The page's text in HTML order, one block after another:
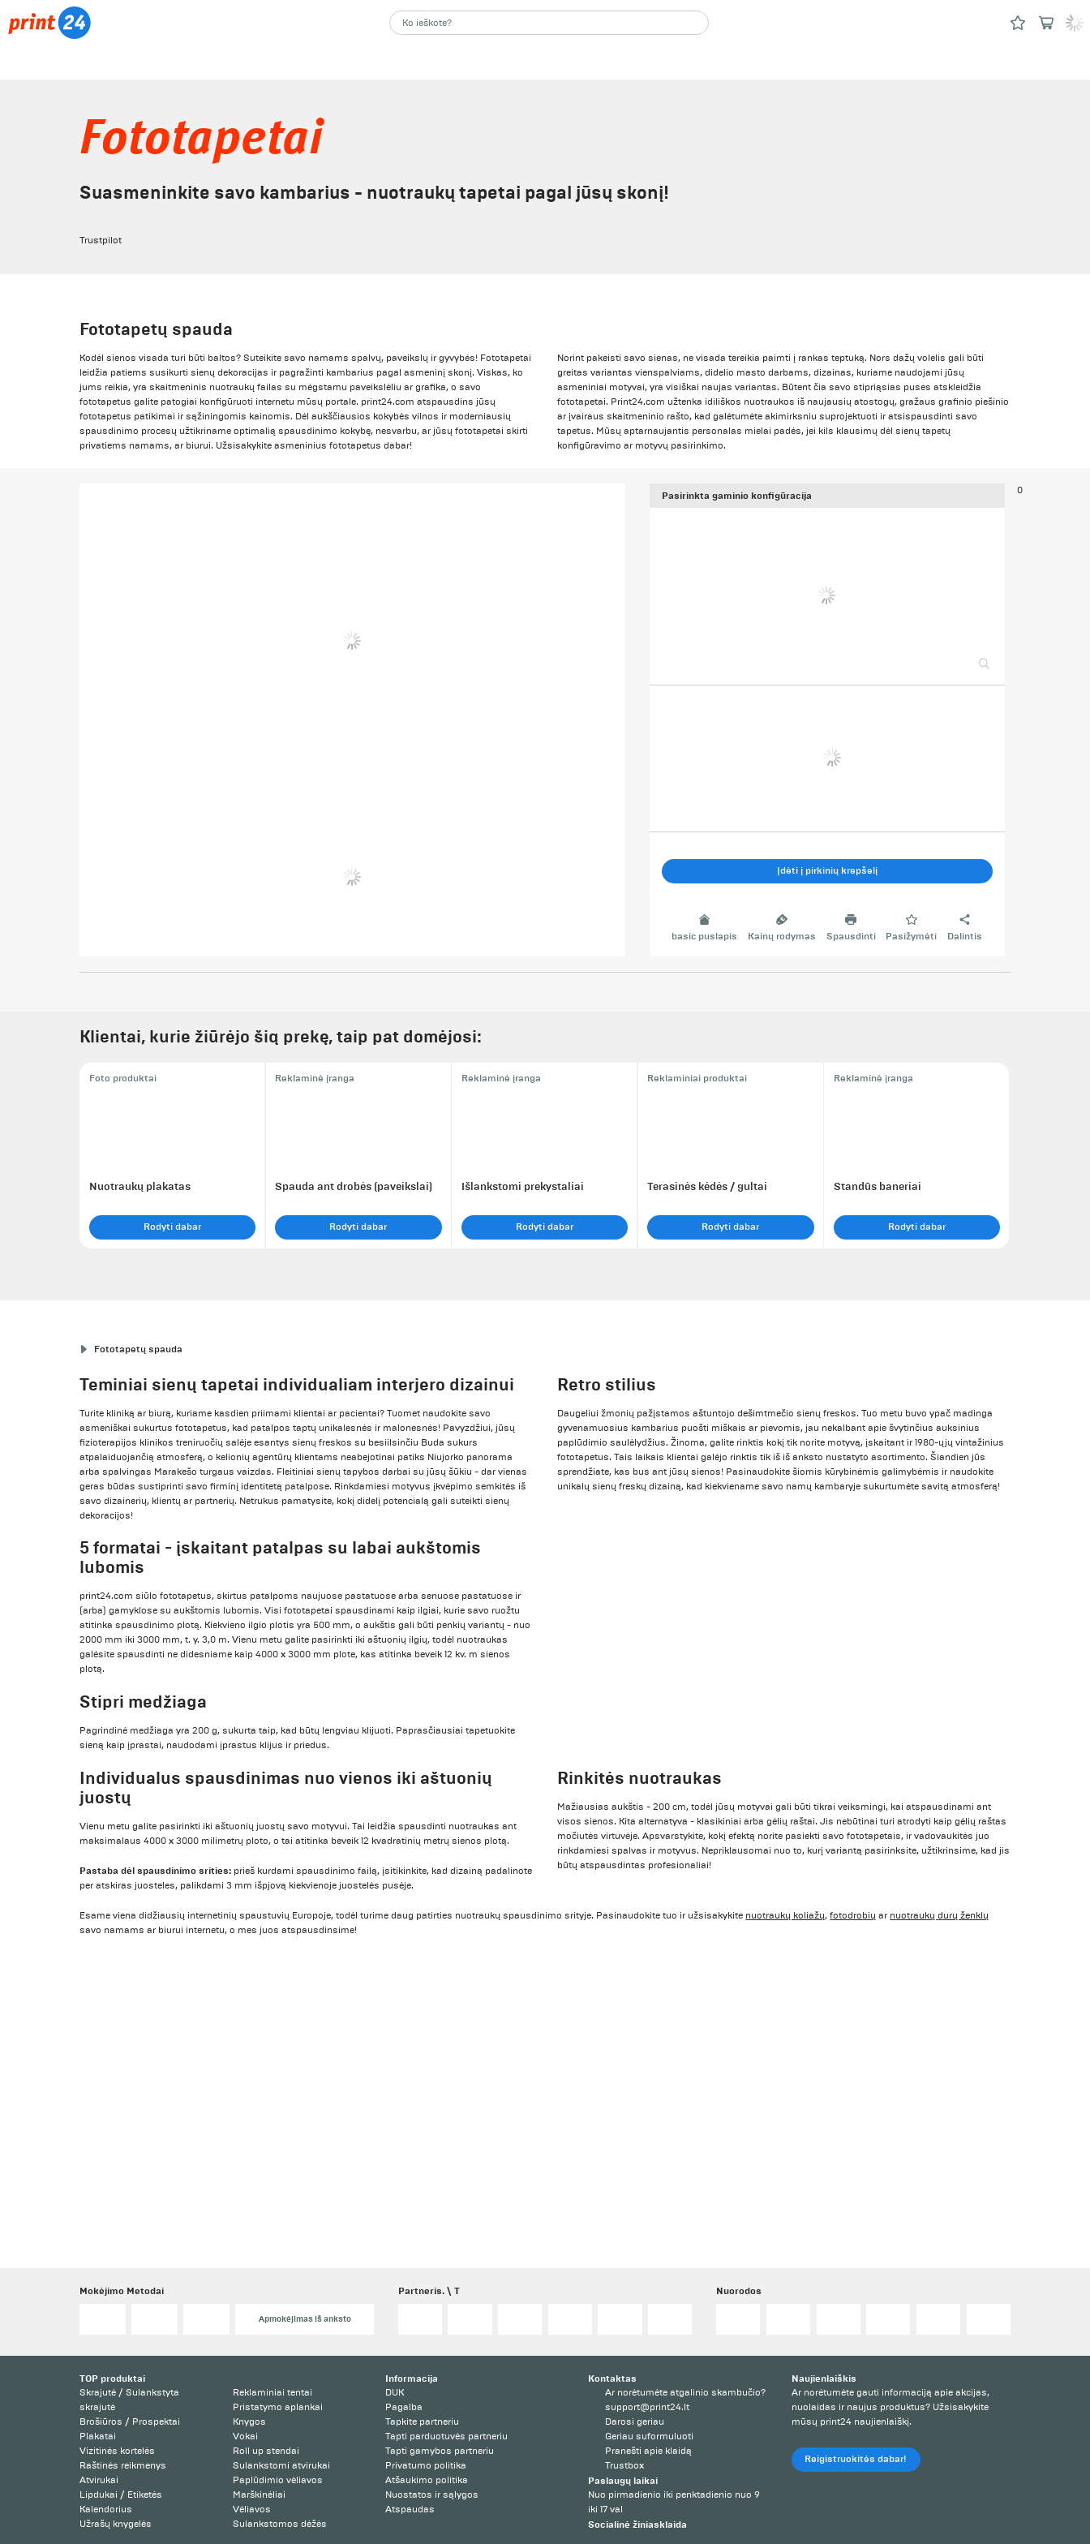
Fototapetai
Suasmeninkite savo kambarius - nuotraukų tapetai pagal jūsų skonį!
Trustpilot
Fototapetų spauda
Kodėl sienos visada turi būti baltos? Suteikite savo namams spalvų, paveikslų ir gyvybės! Fototapetai
leidžia patiems susikurti sienų dekoracijas ir pagražinti kambarius pagal asmeninį skonį. Viskas, ko
jums reikia, yra skaitmeninis nuotraukų failas su mėgstamu paveikslėliu ar grafika, o savo
fototapetus galite patogiai konfigūruoti internetu mūsų portale. print24.com atspausdins jūsų
fototapetus patikimai ir sąžiningomis kainomis. Dėl aukščiausios kokybės vilnos ir moderniausių
spausdinimo procesų užtikriname optimalią spausdinimo kokybę, nesvarbu, ar jūsų fototapetai skirti
privatiems namams, ar biurui. Užsisakykite asmeninius fototapetus dabar!
Norint pakeisti savo sienas, ne visada tereikia paimti į rankas teptuką. Nors dažų volelis gali būti
greitas variantas vienspalviams, didelio masto darbams, dizainas, kuriame naudojami jūsų
asmeniniai motyvai, yra visiškai naujas variantas. Būtent čia savo stipriąsias puses atskleidžia
fototapetai. Print24.com užtenka idiliškos nuotraukos iš naujausių atostogų, gražaus grafinio piešinio
ar įvairaus skaitmeninio rašto, kad galėtumėte akimirksniu suprojektuoti ir atsispausdinti savo
tapetus. Mūsų aptarnaujantis personalas mielai padės, jei kils klausimų dėl sienų tapetų
konfigūravimo ar motyvų pasirinkimo.
Pasirinkta gaminio konfigūracija
Įdėti į pirkinių krepšelį
basic puslapis Kainų rodymas Spausdinti Pasižymėti Dalintis
0
Klientai, kurie žiūrėjo šią prekę, taip pat domėjosi:
Foto produktai
Nuotraukų plakatas
Rodyti dabar
Reklaminė įranga
Spauda ant drobės (paveikslai)
Rodyti dabar
Reklaminė įranga
Išlankstomi prekystaliai
Rodyti dabar
Reklaminiai produktai
Terasinės kėdės / gultai
Rodyti dabar
Reklaminė įranga
Standūs baneriai
Rodyti dabar
Fototapetų spauda
Teminiai sienų tapetai individualiam interjero dizainui
Turite kliniką ar biurą, kuriame kasdien priimami klientai ar pacientai? Tuomet naudokite savo
asmeniškai sukurtus fototapetus, kad patalpos taptų unikalesnės ir malonesnės! Pavyzdžiui, jūsų
fizioterapijos klinikos treniruočių salėje esantys sienų freskos su besiilsinčiu Buda sukurs
atpalaiduojančią atmosferą, o kelionių agentūrų klientams neabejotinai patiks Niujorko panorama
arba spalvingas Marakešo turgaus vaizdas. Fleitiniai sienų tapybos darbai su jūsų šūkiu - dar vienas
geras būdas sustiprinti savo firminį identitetą patalpose. Rinkdamiesi motyvus įkvėpimo semkitės iš
savo dizainerių, klientų ar partnerių. Netrukus pamatysite, kokį didelį potencialą gali suteikti sienų
dekoracijos!
Retro stilius
Daugeliui žmonių pažįstamos aštuntojo dešimtmečio sienų freskos. Tuo metu buvo ypač madinga
gyvenamuosius kambarius puošti miškais ar pievomis, jau nekalbant apie švytinčius auksinius
paplūdimio saulėlydžius. Žinoma, galite rinktis kokį tik norite motyvą, įskaitant ir 1980-ųjų vintažinius
fototapetus. Tais laikais klientai galėjo rinktis tik iš iš anksto nustatyto asortimento. Šiandien jūs
sprendžiate, kas bus ant jūsų sienos! Pasinaudokite šiomis kūrybinėmis galimybėmis ir naudokite
unikalų sienų freskų dizainą, kad kiekviename savo namų kambaryje sukurtumėte savitą atmosferą!
5 formatai - įskaitant patalpas su labai aukštomis
lubomis
print24.com siūlo fototapetus, skirtus patalpoms naujuose pastatuose arba senuose pastatuose ir
(arba) gamyklose su aukštomis lubomis. Visi fototapetai spausdinami kaip ilgiai, kurie savo ruožtu
atitinka spausdinimo plotą. Kiekvieno ilgio plotis yra 500 mm, o aukštis gali būti penkių variantų - nuo
2000 mm iki 3000 mm, t. y. 3,0 m. Vienu metu galite pasirinkti iki aštuonių ilgių, todėl nuotraukas
galėsite spausdinti ne didesniame kaip 4000 x 3000 mm plote, kas atitinka beveik 12 kv. m sienos
plotą.
Stipri medžiaga
Pagrindinė medžiaga yra 200 g, sukurta taip, kad būtų lengviau klijuoti. Paprasčiausiai tapetuokite
sieną kaip įprastai, naudodami įprastus klijus ir priedus.
Individualus spausdinimas nuo vienos iki aštuonių
juostų
Vienu metu galite pasirinkti iki aštuonių juostų savo motyvui. Tai leidžia spausdinti nuotraukas ant
maksimalaus 4000 x 3000 milimetrų ploto, o tai atitinka beveik 12 kvadratinių metrų sienos plotą.
Pastaba dėl spausdinimo srities: prieš kurdami spausdinimo failą, įsitikinkite, kad dizainą padalinote
per atskiras juosteles, palikdami 3 mm išpjovą kiekvienoje juostelės pusėje.
Rinkitės nuotraukas
Mažiausias aukštis - 200 cm, todėl jūsų motyvai gali būti tikrai veiksmingi, kai atspausdinami ant
visos sienos. Kita alternatyva - klasikiniai arba gėlių raštai. Jis nebūtinai turi atrodyti kaip gėlių raštas
močiutės virtuvėje. Apsvarstykite, kokį efektą norite pasiekti savo fototapetais, ir vadovaukitės juo
rinkdamiesi spalvas ir motyvus. Nepriklausomai nuo to, kurį variantą pasirinksite, užtikrinsime, kad jis
būtų atspausdintas profesionaliai!
Esame viena didžiausių internetinių spaustuvių Europoje, todėl turime daug patirties nuotraukų spausdinimo srityje. Pasinaudokite tuo ir užsisakykite nuotraukų koliažų,fotodrobių ar nuotraukų durų ženklų
savo namams ar biurui internetu, o mes juos atspausdinsime!
Mokėjimo Metodai
Apmokėjimas iš anksto
Partneris. \ T Nuorodos
TOP produktai
Skrajutė / Sulankstyta
skrajutė
Brošiūros / Prospektai
Plakatai
Vizitinės kortelės
Raštinės reikmenys
Atvirukai
Lipdukai / Etiketės
Kalendorius
Užrašų knygelės
Reklaminiai tentai
Pristatymo aplankai
Knygos
Vokai
Roll up stendai
Sulankstomi atvirukai
Paplūdimio vėliavos
Marškinėliai
Vėliavos
Sulankstomos dėžės
Informacija
DUK
Pagalba
Tapkite partneriu
Tapti parduotuvės partneriu
Tapti gamybos partneriu
Privatumo politika
Atšaukimo politika
Nuostatos ir sąlygos
Atspaudas
Kontaktas
Ar norėtumėte atgalinio skambučio?
support@print24.lt
Darosi geriau
Geriau suformuluoti
Pranešti apie klaidą
Trustbox
Paslaugų laikai
Nuo pirmadienio iki penktadienio nuo 9
iki 17 val
Socialinė žiniasklaida
Naujienlaiškis
Ar norėtumėte gauti informaciją apie akcijas,
nuolaidas ir naujus produktus? Užsisakykite
mūsų print24 naujienlaiškį.
Reigistruokitės dabar!